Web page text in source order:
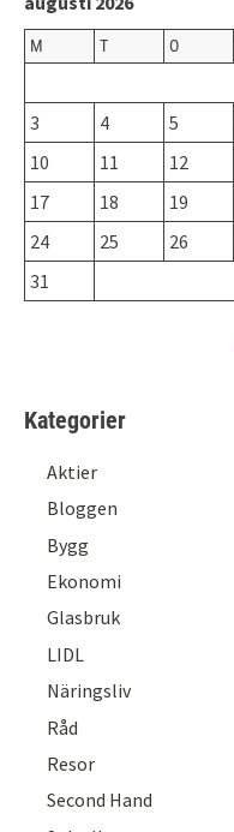
M T O
3
4 5
10
11 12
17
18 19
24
25 26
31
Kategorier
Aktier
Bloggen
Bygg
Ekonomi
Glasbruk
LIDL
Näringsliv
Råd
Resor
Second Hand